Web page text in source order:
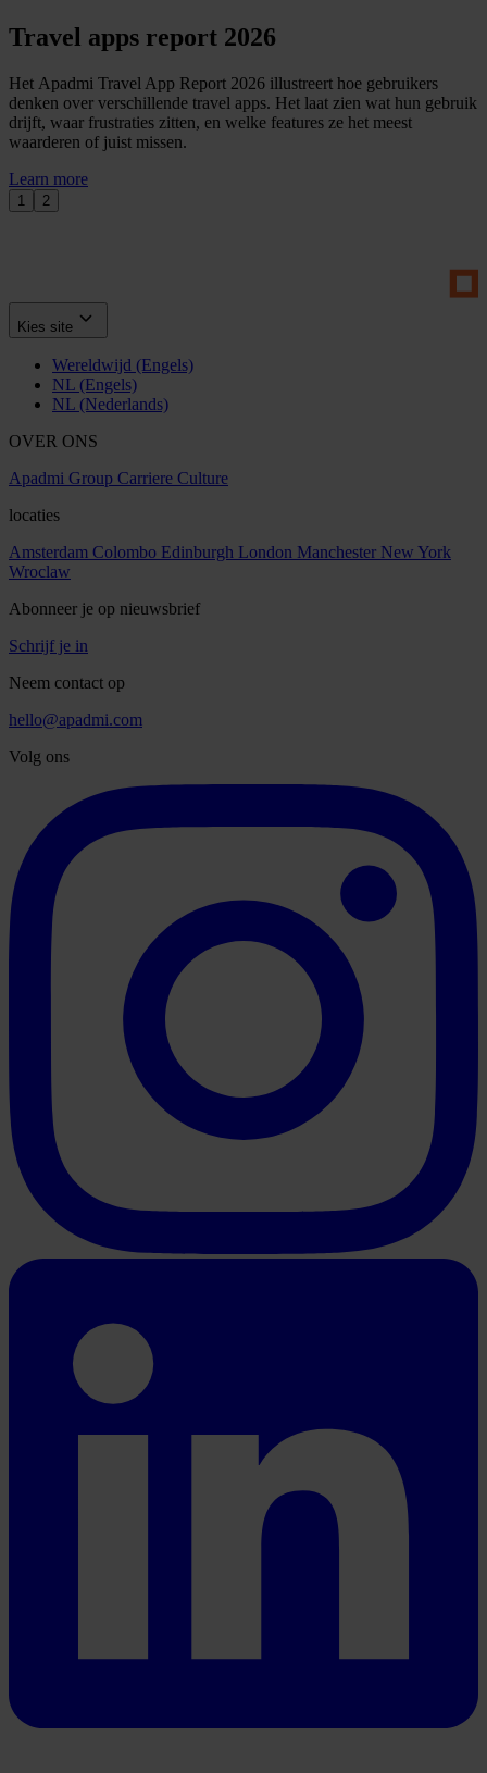
Travel apps report 2026
Het Apadmi Travel App Report 2026 illustreert hoe gebruikers
denken over verschillende travel apps. Het laat zien wat hun gebruik
drijft, waar frustraties zitten, en welke features ze het meest
waarderen of juist missen.
Learn more
1 2
Kies site
Wereldwijd (Engels)
NL (Engels)
NL (Nederlands)
OVER ONS
Apadmi Group Carriere Culture
locaties
Amsterdam Colombo Edinburgh London Manchester New York
Wroclaw
Abonneer je op nieuwsbrief
Schrijf je in
Neem contact op
hello@apadmi.com
Volg ons